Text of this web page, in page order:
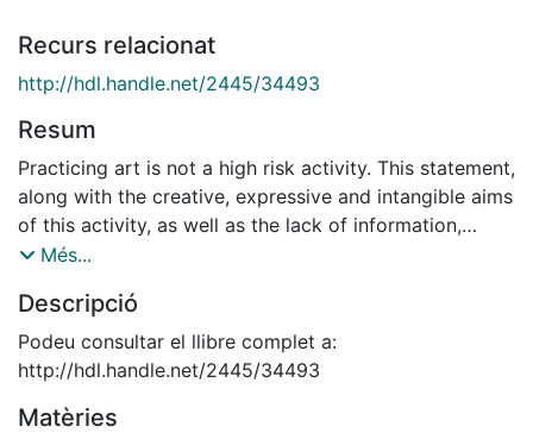
Recurs relacionat
http://hdl.handle.net/2445/34493
Resum
Practicing art is not a high risk activity. This statement,
along with the creative, expressive and intangible aims
of this activity, as well as the lack of information,
promotion of safety awareness and training of the
implications of practicing art as regards health, safety
and environment into the background. Faced with this
prospect, a comprehensive study of the facilities and
necessary. The study concerns experimental activities
Més...
Descripció
Podeu consultar el llibre complet a:
http://hdl.handle.net/2445/34493
Matèries